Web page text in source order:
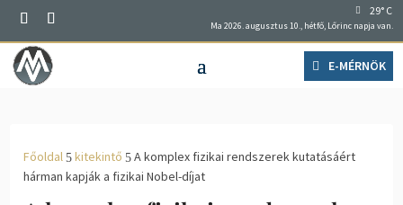
29° C
Ma 2026. augusztus 10., hétfő, Lőrinc napja van.
E-MÉRNÖK
Főoldal 5 kitekintő 5 A komplex fizikai rendszerek kutatásáért
hárman kapják a fizikai Nobel-díjat